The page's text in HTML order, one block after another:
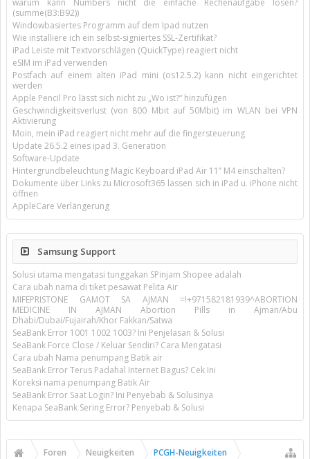
warum kann Numbers nicht die einfache Rechenaufgabe lösen?
(summe(B3:B92))
Windowbasiertes Programm auf dem Ipad nutzen
Wie installiere ich ein selbst-signiertes SSL-Zertifikat?
iPad Leiste mit Textvorschlägen (QuickType) reagiert nicht
eSIM im iPad verwenden
Postfach auf einem alten iPad mini (os12.5.2) kann nicht eingerichtet
werden
Apple Pencil Pro lässt sich nicht zu „Wo ist?“ hinzufügen
Geschwindigkeitsverlust (von 800 Mbit auf 50Mbit) im WLAN bei VPN
Aktivierung
Moin, mein iPad reagiert nicht mehr auf die fingersteuerung
Update 26.5.2 eines ipad 3. Generation
Software-Update
Hintergrundbeleuchtung Magic Keyboard iPad Air 11’’ M4 einschalten?
Dokumente über Links zu Microsoft365 lassen sich in iPad u. iPhone nicht
öffnen
AppleCare Verlängerung
Samsung Support
Solusi utama mengatasi tunggakan SPinjam Shopee adalah
Cara ubah nama di tiket pesawat Pelita Air
MIFEPRISTONE GAMOT SA AJMAN =!+971582181939^ABORTION
MEDICINE IN AJMAN Abortion Pills in Ajman/Abu
Dhabi/Dubai/Fujairah/Khor Fakkan/Satwa
SeaBank Error 1001 1002 1003? Ini Penjelasan & Solusi
SeaBank Force Close / Keluar Sendiri? Cara Mengatasi
Cara ubah Nama penumpang Batik air
SeaBank Error Terus Padahal Internet Bagus? Cek Ini
Koreksi nama penumpang Batik Air
SeaBank Error Saat Login? Ini Penyebab & Solusinya
Kenapa SeaBank Sering Error? Penyebab & Solusi
Foren Neuigkeiten PCGH-Neuigkeiten